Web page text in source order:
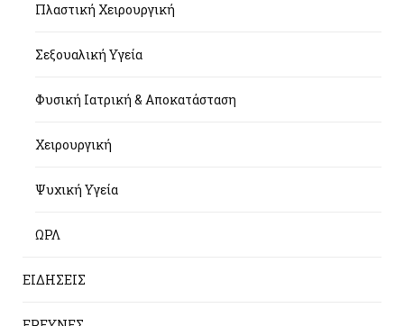
Πλαστική Χειρουργική
Σεξουαλική Υγεία
Φυσική Ιατρική & Αποκατάσταση
Χειρουργική
Ψυχική Υγεία
ΩΡΛ
ΕΙΔΗΣΕΙΣ